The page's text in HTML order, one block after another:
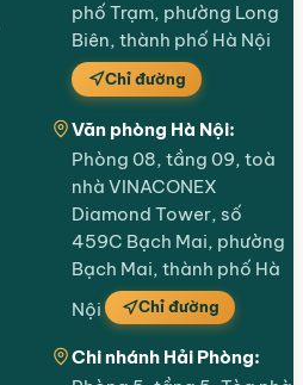
phố Trạm, phường Long
Biên, thành phố Hà Nội
Chỉ đường
Văn phòng Hà Nội:
Phòng 08, tầng 09, toà
nhà VINACONEX
Diamond Tower, số
459C Bạch Mai, phường
Bạch Mai, thành phố Hà
Nội
Chỉ đường
Chi nhánh Hải Phòng: